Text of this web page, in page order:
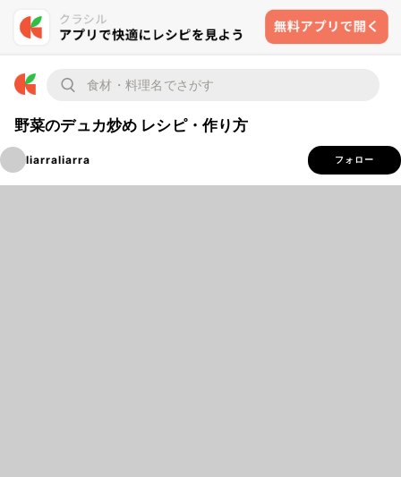
野菜のデュカ炒め レシピ・作り方
liarraliarra フォロー